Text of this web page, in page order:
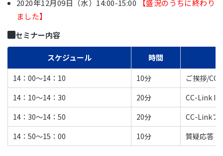
2020年12月09日（水）14:00-15:00
【盛況のうちに終わり
ました】
セミナー内容
スケジュール 時間
14：00～14：10 10分
ご挨拶/
14：10～14：30
20分
CC-Link IE
14：30～14：50
20分
CC-Linkフ
14：50～15：00
10分 質疑応答